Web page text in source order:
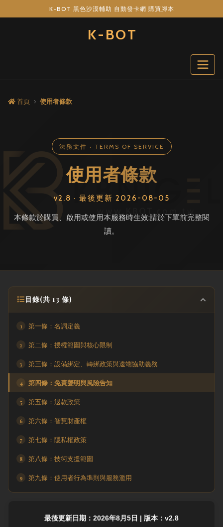
K-BOT 黑色沙漠輔助 自動發卡網 購買腳本
K-BOT
首頁 使用者條款
法務文件 ‧ TERMS OF SERVICE
使用者條款
v2.8 ‧ 最後更新 2026-08-05
本條款於購買、啟用或使用本服務時生效;請於下單前完整閱
讀。
目錄(共 13 條)
第一條：名詞定義
第二條：授權範圍與核心限制
第三條：設備綁定、轉綁政策與遠端協助義務
第四條：免責聲明與風險告知
第五條：退款政策
第六條：智慧財產權
第七條：隱私權政策
第八條：技術支援範圍
第九條：使用者行為準則與服務濫用
第十一條：服務之變更、中斷與終止
最後更新日期：2026年8月5日 | 版本：v2.8